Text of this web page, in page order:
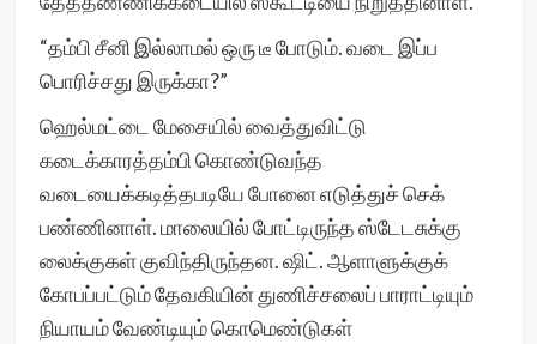
“தம்பி சீனி இல்லாமல் ஒரு டீ போடும். வடை இப்ப
பொரிச்சது இருக்கா?”
ஹெல்மட்டை மேசையில் வைத்துவிட்டு
கடைக்காரத்தம்பி கொண்டுவந்த
வடையைக்கடித்தபடியே போனை எடுத்துச் செக்
பண்ணினாள். மாலையில் போட்டிருந்த ஸ்டேடசுக்கு
லைக்குகள் குவிந்திருந்தன. ஷிட். ஆளாளுக்குக்
கோபப்பட்டும் தேவகியின் துணிச்சலைப் பாராட்டியும்
நியாயம் வேண்டியும் கொமெண்டுகள்